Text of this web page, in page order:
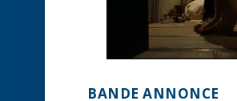
BANDE ANNONCE